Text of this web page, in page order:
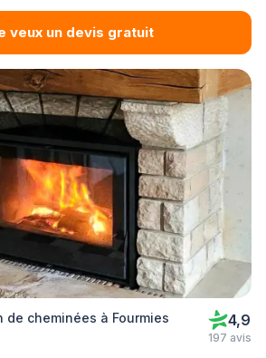
veux un devis gratuit
cheminées à Fourmies 4,9
197 avis